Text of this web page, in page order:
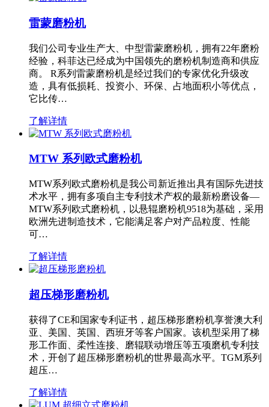
雷蒙磨粉机
我们公司专业生产大、中型雷蒙磨粉机，拥有22年磨粉
经验，科菲达已经成为中国领先的磨粉机制造商和供应
商。 R系列雷蒙磨粉机是经过我们的专家优化升级改
造，具有低损耗、投资小、环保、占地面积小等优点，
它比传…
了解详情
MTW 系列欧式磨粉机
MTW系列欧式磨粉机是我公司新近推出具有国际先进技
术水平，拥有多项自主专利技术产权的最新粉磨设备—
MTW系列欧式磨粉机，以悬辊磨粉机9518为基础，采用
欧洲先进制造技术，它能满足客户对产品粒度、性能
可…
了解详情
超压梯形磨粉机
获得了CE和国家专利证书，超压梯形磨粉机享誉澳大利
亚、美国、英国、西班牙等客户国家。该机型采用了梯
形工作面、柔性连接、磨辊联动增压等五项磨机专利技
术，开创了超压梯形磨粉机的世界最高水平。TGM系列
超压…
了解详情